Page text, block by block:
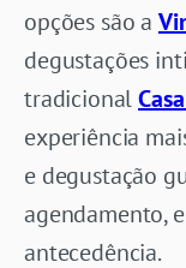
opções são a
degustações
tradicional
experiência
e degustação
agendamento,
antecedência.